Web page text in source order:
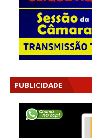
PUBLICIDADE